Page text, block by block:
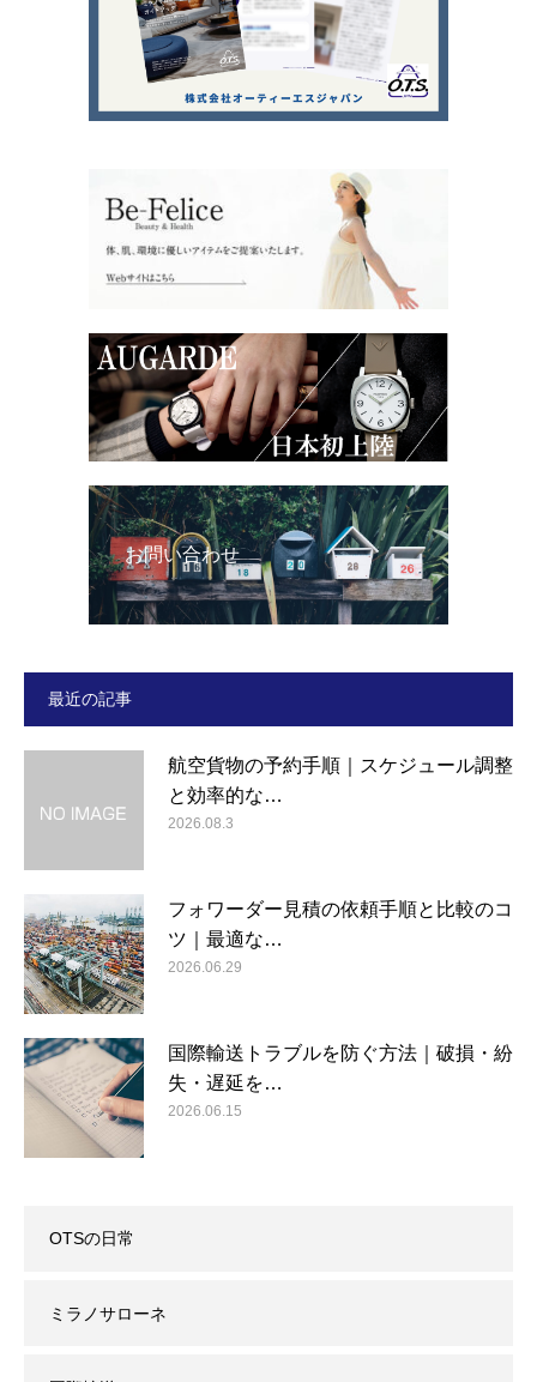
お問い合わせ
最近の記事
航空貨物の予約手順｜スケジュール調整
と効率的な…
2026.08.3
フォワーダー見積の依頼手順と比較のコ
ツ｜最適な…
2026.06.29
国際輸送トラブルを防ぐ方法｜破損・紛
失・遅延を…
2026.06.15
OTSの日常
ミラノサローネ